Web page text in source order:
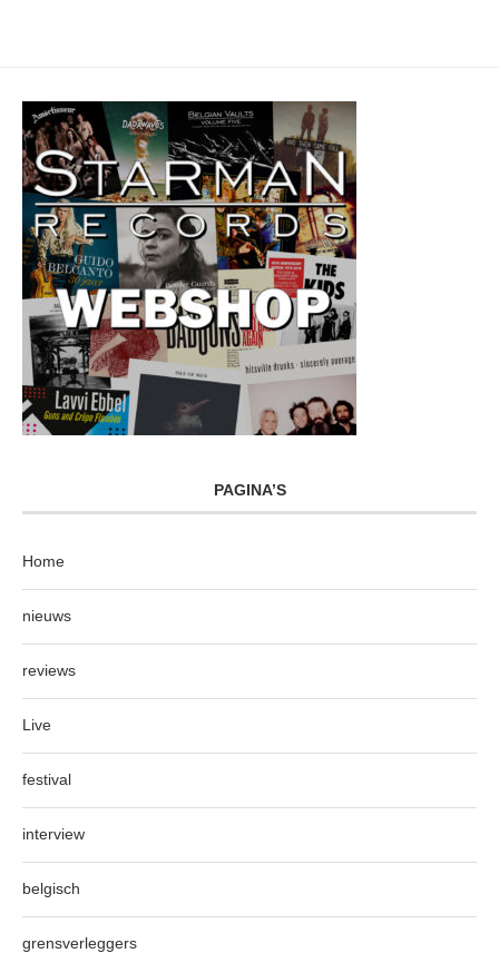
PAGINA’S
Home
nieuws
reviews
Live
festival
interview
belgisch
grensverleggers